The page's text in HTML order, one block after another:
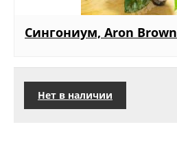
Сингониум, Aron Brown
Нет в наличии